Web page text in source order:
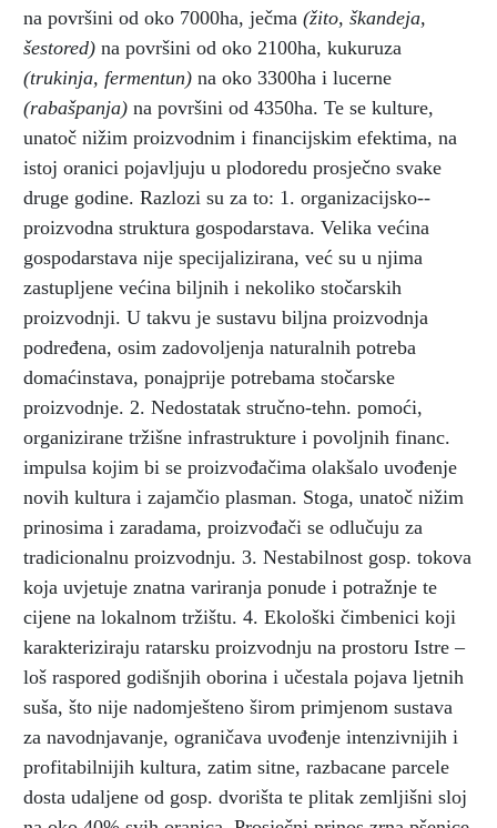
na površini od oko 7000ha, ječma (žito, škandeja,
šestored) na površini od oko 2100ha, kukuruza
(trukinja, fermentun) na oko 3300ha i lucerne
(rabašpanja) na površini od 4350ha. Te se kulture,
unatoč nižim proizvodnim i financijskim efektima, na
istoj oranici pojavljuju u plodoredu prosječno svake
druge godine. Razlozi su za to: 1. organizacijsko--
proizvodna struktura gospodarstava. Velika većina
gospodarstava nije specijalizirana, već su u njima
zastupljene većina biljnih i nekoliko stočarskih
proizvodnji. U takvu je sustavu biljna proizvodnja
podređena, osim zadovoljenja naturalnih potreba
domaćinstava, ponajprije potrebama stočarske
proizvodnje. 2. Nedostatak stručno-tehn. pomoći,
organizirane tržišne infrastrukture i povoljnih financ.
impulsa kojim bi se proizvođačima olakšalo uvođenje
novih kultura i zajamčio plasman. Stoga, unatoč nižim
prinosima i zaradama, proizvođači se odlučuju za
tradicionalnu proizvodnju. 3. Nestabilnost gosp. tokova
koja uvjetuje znatna variranja ponude i potražnje te
cijene na lokalnom tržištu. 4. Ekološki čimbenici koji
karakteriziraju ratarsku proizvodnju na prostoru Istre –
loš raspored godišnjih oborina i učestala pojava ljetnih
suša, što nije nadomješteno širom primjenom sustava
za navodnjavanje, ograničava uvođenje intenzivnijih i
profitabilnijih kultura, zatim sitne, razbacane parcele
dosta udaljene od gosp. dvorišta te plitak zemljišni sloj